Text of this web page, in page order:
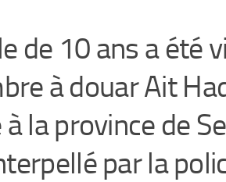
de 10 ans a été
à douar Ait
la province de
par la